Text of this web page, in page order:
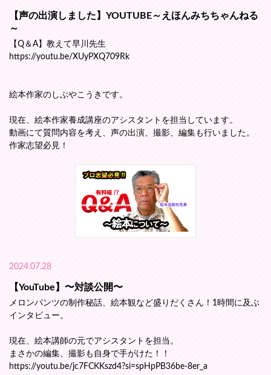
【声の出演しました】YOUTUBE～えほんみちちゃんねる
～
【Q＆A】教えて早川先生
https://youtu.be/XUyPXQ709Rk
絵本作家のしぶやこうきです。
現在、絵本作家養成講座のアシスタントを担当しています。
動画にて質問内容を考え、声の出演、撮影、編集も行いました。
作家志望必見！
2024.07.28
【YouTube】〜対談公開〜
メロンパンツの制作秘話、絵本観など盛りだくさん！1時間に及ぶ
インタビュー。
現在、絵本講師の元でアシスタントを担当。
まさかの編集、撮影も自身で手がけた！！
https://youtu.be/jc7FCKKszd4?si=spHpPB36be-8er_a